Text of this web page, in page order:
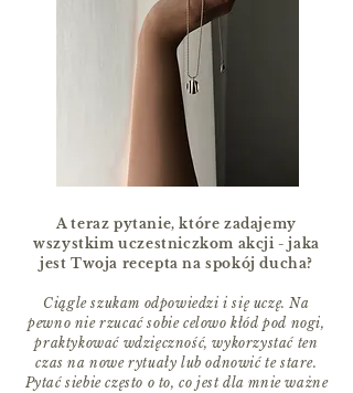
A teraz pytanie, które zadajemy
wszystkim uczestniczkom akcji - jaka
jest Twoja recepta na spokój ducha?
Ciągle szukam odpowiedzi i się uczę. Na
pewno nie rzucać sobie celowo kłód pod nogi,
praktykować wdzięczność, wykorzystać ten
czas na nowe rytuały lub odnowić te stare.
Pytać siebie często o to, co jest dla mnie ważne